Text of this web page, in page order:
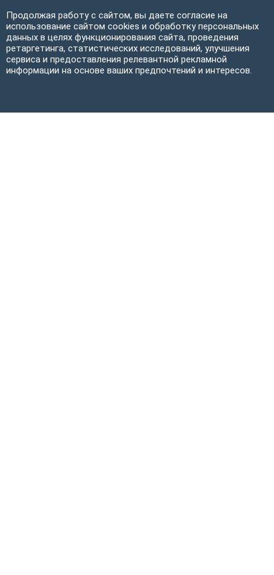
Продолжая работу с сайтом, вы даете согласие на
использование сайтом cookies и обработку персональных
данных в целях функционирования сайта, проведения
ретаргетинга, статистических исследований, улучшения
сервиса и предоставления релевантной рекламной
информации на основе ваших предпочтений и интересов.